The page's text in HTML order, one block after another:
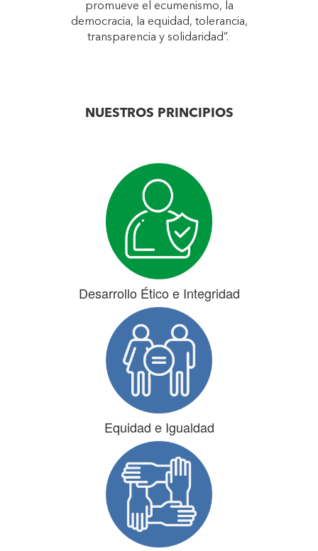
promueve el ecumenismo, la
democracia, la equidad, tolerancia,
transparencia y solidaridad”.
NUESTROS PRINCIPIOS
Desarrollo Ético e Integridad
Equidad e Igualdad